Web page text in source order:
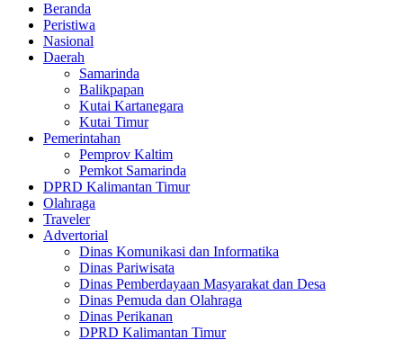
Beranda
Peristiwa
Nasional
Daerah
Samarinda
Balikpapan
Kutai Kartanegara
Kutai Timur
Pemerintahan
Pemprov Kaltim
Pemkot Samarinda
DPRD Kalimantan Timur
Olahraga
Traveler
Advertorial
Dinas Komunikasi dan Informatika
Dinas Pariwisata
Dinas Pemberdayaan Masyarakat dan Desa
Dinas Pemuda dan Olahraga
Dinas Perikanan
DPRD Kalimantan Timur